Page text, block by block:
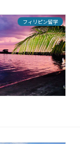
フィリピン留学